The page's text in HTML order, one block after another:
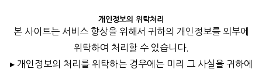
개인정보의 위탁처리
본 사이트는 서비스 향상을 위해서 귀하의 개인정보를 외부에
위탁하여 처리할 수 있습니다.
▸ 개인정보의 처리를 위탁하는 경우에는 미리 그 사실을 귀하에